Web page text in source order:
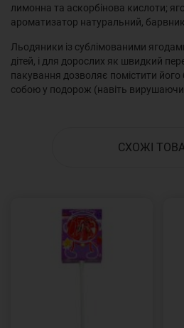
лимонна та аскорбінова кислоти;
ароматизатор натуральний,
Льодяники із сублімованими
дітей, і для дорослих як швидкий
пакування дозволяє помістити його
собою у подорож (навіть
СХОЖІ